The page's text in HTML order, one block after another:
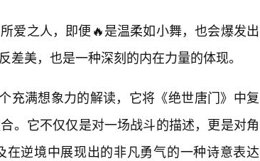
爱之人，即便🔥是温柔如小舞，也会爆发出
美，也是一种深刻的内在力量的体现。
充满想象力的解读，它将《绝世唐门》中复
。它不仅仅是对一场战斗的描述，更是对角
逆境中展现出的非凡勇气的一种诗意表达